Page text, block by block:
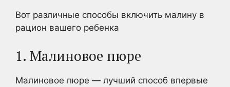
Вот различные способы включить малину в
рацион вашего ребенка
1. Малиновое пюре
Малиновое пюре — лучший способ впервые